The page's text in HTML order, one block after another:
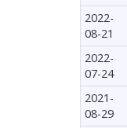
2022-
08-21
2022-
07-24
2021-
08-29